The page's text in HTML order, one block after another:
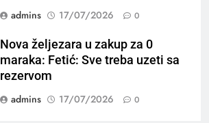
admins
17/07/2026 0
Nova željezara u zakup za 0
maraka: Fetić: Sve treba uzeti sa
rezervom
admins
17/07/2026 0